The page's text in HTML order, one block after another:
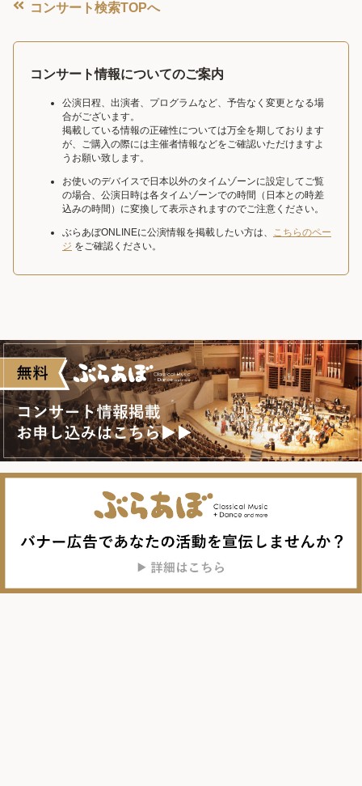
コンサート検索TOPへ
コンサート情報についてのご案内
公演日程、出演者、プログラムなど、予告なく変更となる場
合がございます。
掲載している情報の正確性については万全を期しております
が、ご購入の際には主催者情報などをご確認いただけますよ
うお願い致します。
お使いのデバイスで日本以外のタイムゾーンに設定してご覧
の場合、公演日時は各タイムゾーンでの時間（日本との時差
込みの時間）に変換して表示されますのでご注意ください。
ぶらあぼONLINEに公演情報を掲載したい方は、 こちらのペー
ジ をご確認ください。